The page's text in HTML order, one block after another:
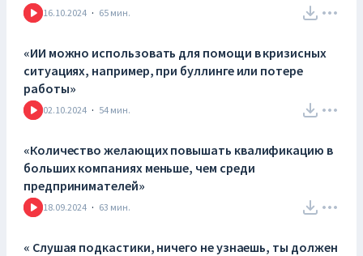
16.10.2024 · 65 мин.
«ИИ можно использовать для помощи в кризисных
ситуациях, например, при буллинге или потере
работы»
02.10.2024 · 54 мин.
«Количество желающих повышать квалификацию в
больших компаниях меньше, чем среди
предпринимателей»
18.09.2024 · 63 мин.
« Слушая подкастики, ничего не узнаешь, ты должен